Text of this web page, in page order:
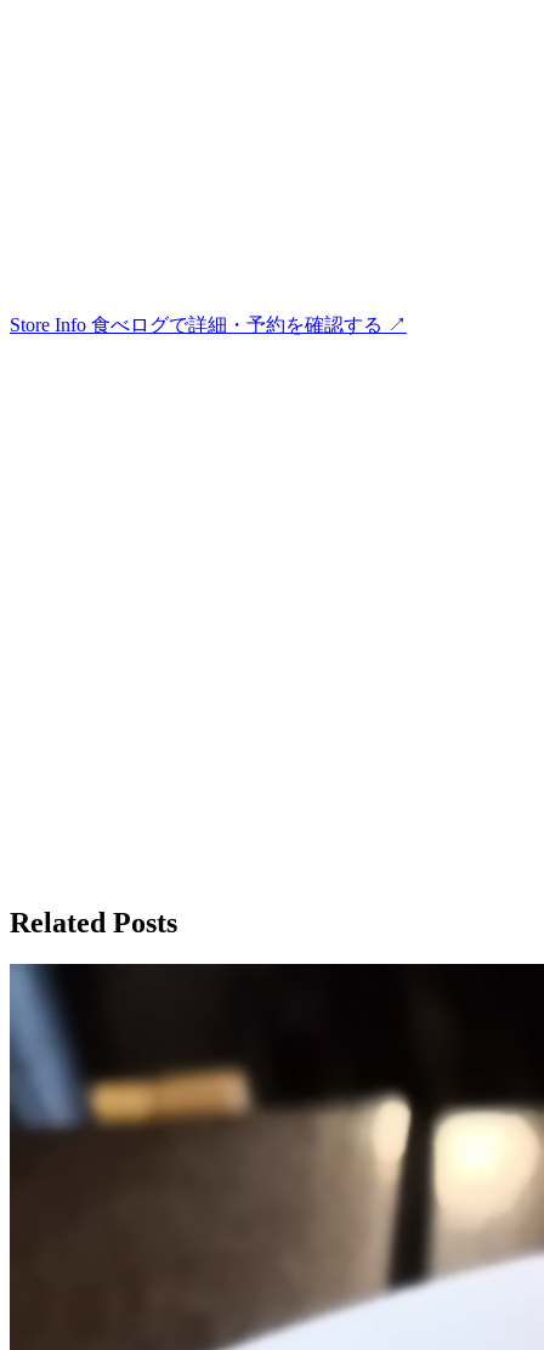
Store Info 食べログで詳細・予約を確認する ↗︎
Related Posts